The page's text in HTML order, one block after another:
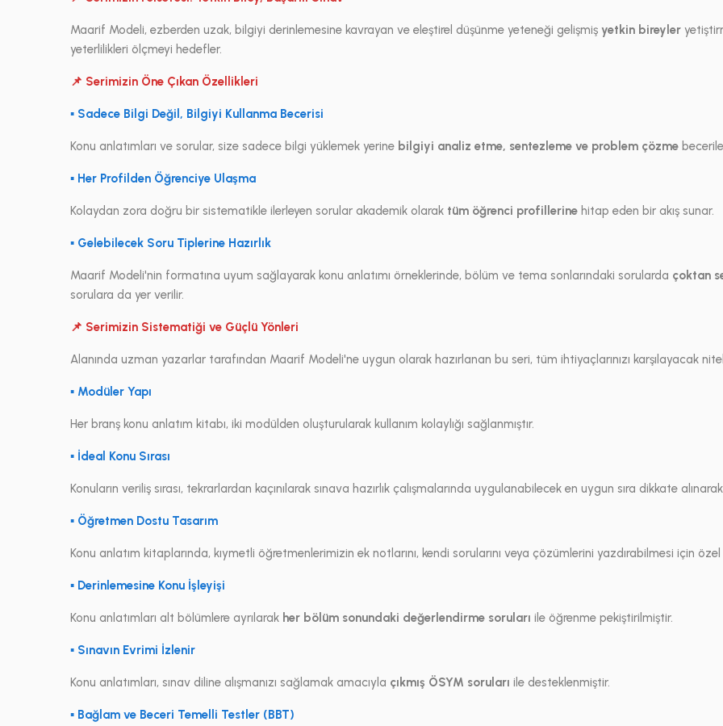
Maarif Modeli, ezberden uzak, bilgiyi derinlemesine kavrayan ve eleştirel düşünme yeteneği gelişmiş yetkin bireyler
yeterlilikleri ölçmeyi hedefler.
📌 Serimizin Öne Çıkan Özellikleri
▪ Sadece Bilgi Değil, Bilgiyi Kullanma Becerisi
Konu anlatımları ve sorular, size sadece bilgi yüklemek yerine bilgiyi analiz etme, sentezleme ve problem çözme
▪ Her Profilden Öğrenciye Ulaşma
Kolaydan zora doğru bir sistematikle ilerleyen sorular akademik olarak tüm öğrenci profillerine hitap eden bir akış sunar.
▪ Gelebilecek Soru Tiplerine Hazırlık
Maarif Modeli'nin formatına uyum sağlayarak konu anlatımı örneklerinde, bölüm ve tema sonlarındaki sorularda çoktan
sorulara da yer verilir.
📌 Serimizin Sistematiği ve Güçlü Yönleri
Alanında uzman yazarlar tarafından Maarif Modeli'ne uygun olarak hazırlanan bu seri, tüm ihtiyaçlarınızı karşılayacak
▪ Modüler Yapı
Her branş konu anlatım kitabı, iki modülden oluşturularak kullanım kolaylığı sağlanmıştır.
▪ İdeal Konu Sırası
Konuların veriliş sırası, tekrarlardan kaçınılarak sınava hazırlık çalışmalarında uygulanabilecek en uygun sıra dikkate
▪ Öğretmen Dostu Tasarım
Konu anlatım kitaplarında, kıymetli öğretmenlerimizin ek notlarını, kendi sorularını veya çözümlerini yazdırabilmesi için özel
▪ Derinlemesine Konu İşleyişi
Konu anlatımları alt bölümlere ayrılarak her bölüm sonundaki değerlendirme soruları ile öğrenme pekiştirilmiştir.
▪ Sınavın Evrimi İzlenir
Konu anlatımları, sınav diline alışmanızı sağlamak amacıyla çıkmış ÖSYM soruları ile desteklenmiştir.
▪ Bağlam ve Beceri Temelli Testler (BBT)